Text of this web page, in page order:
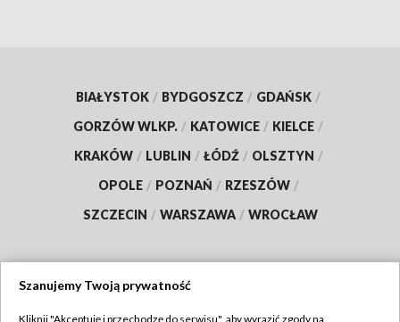
BIAŁYSTOK / BYDGOSZCZ / GDAŃSK /
GORZÓW WLKP. / KATOWICE / KIELCE /
KRAKÓW / LUBLIN / ŁÓDŹ / OLSZTYN /
OPOLE / POZNAŃ / RZESZÓW /
SZCZECIN / WARSZAWA / WROCŁAW
Szanujemy Twoją prywatność
Kliknij "Akceptuję i przechodzę do serwisu", aby wyrazić zgody na